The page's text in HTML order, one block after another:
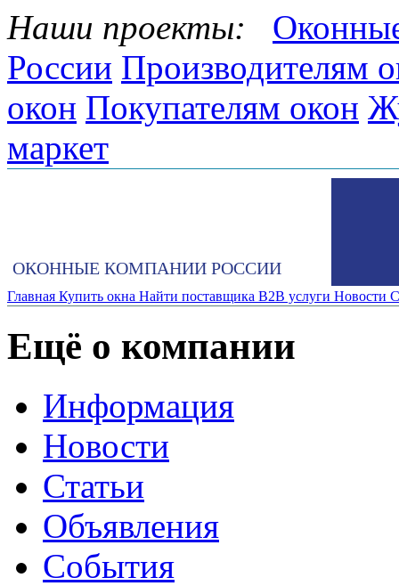
Наши проекты:
России Производителям
окон Покупателям окон
маркет
ОКОННЫЕ КОМПАНИИ РОССИИ
Главная Купить окна Найти поставщика B2B услуги Новости
Ещё о компании
Информация
Новости
Статьи
Объявления
События